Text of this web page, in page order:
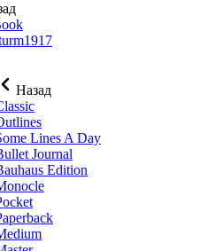
Назад
Lines A Day
Journal
Edition